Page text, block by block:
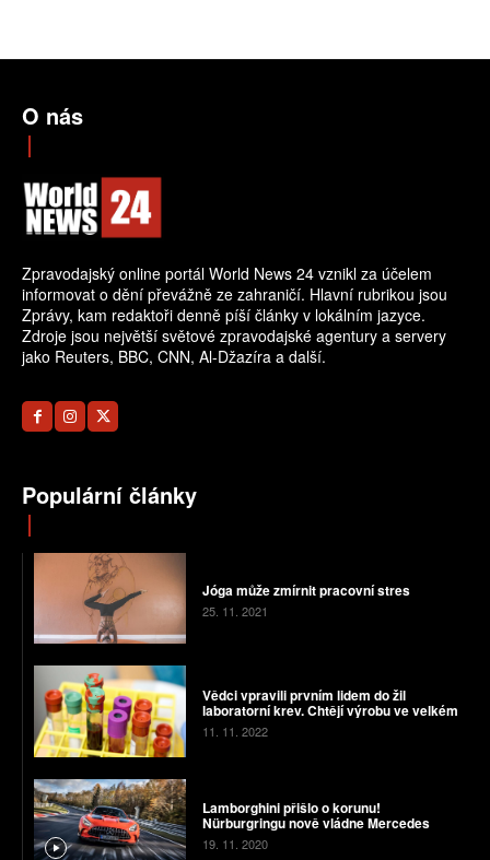
O nás
Zpravodajský online portál World News 24 vznikl za účelem
informovat o dění převážně ze zahraničí. Hlavní rubrikou jsou
Zprávy, kam redaktoři denně píší články v lokálním jazyce.
Zdroje jsou největší světové zpravodajské agentury a servery
jako Reuters, BBC, CNN, Al-Džazíra a další.
Populární články
Jóga může zmírnit pracovní stres
25. 11. 2021
Vědci vpravili prvním lidem do žil
laboratorní krev. Chtějí výrobu ve velkém
11. 11. 2022
Lamborghini přišlo o korunu!
Nürburgringu nově vládne Mercedes
19. 11. 2020